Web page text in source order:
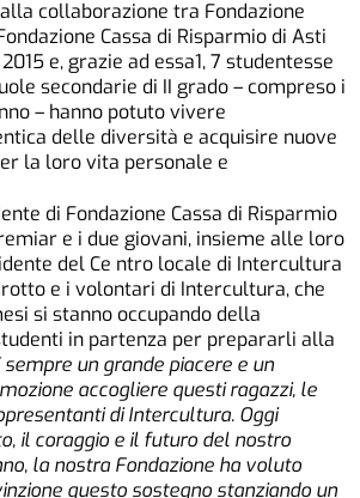
collaborazione tra Fondazione
Cassa di Risparmio di Asti
e, grazie ad essa1, 7 studentesse
secondarie di II grado – compreso i
– hanno potuto vivere
delle diversità e acquisire nuove
la loro vita personale e
di Fondazione Cassa di Risparmio
e i due giovani, insieme alle loro
del Ce ntro locale di Intercultura
e i volontari di Intercultura, che
si stanno occupando della
in partenza per prepararli alla
sempre un grande piacere e un
accogliere questiragazzi, le
di Intercultura. Oggi
il coraggio e il futuro del nostro
la nostra Fondazione ha voluto
questo sostegno stanziando un